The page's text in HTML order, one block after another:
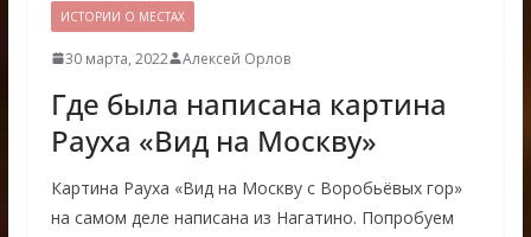
ИСТОРИИ О МЕСТАХ
30 марта, 2022 Алексей Орлов
Где была написана картина
Рауха «Вид на Москву»
Картина Рауха «Вид на Москву с Воробьёвых гор»
на самом деле написана из Нагатино. Попробуем